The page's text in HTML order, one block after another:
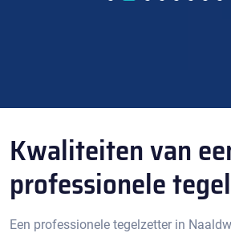
Kwaliteiten van
professionele
Een professionele tegelzetter in